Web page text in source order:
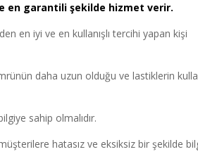
en garantili şekilde hizmet verir.
en iyi ve en kullanışlı tercihi yapan kişi
daha uzun olduğu ve lastiklerin
sahip olmalıdır.
hatasız ve eksiksiz bir şekilde